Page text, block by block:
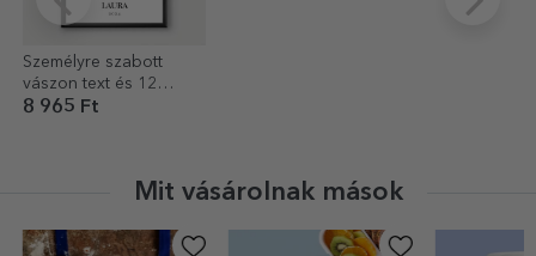
Személyre szabott
vászon text és 12
fotóval - Az első évem
8 965 Ft
Mit vásárolnak mások